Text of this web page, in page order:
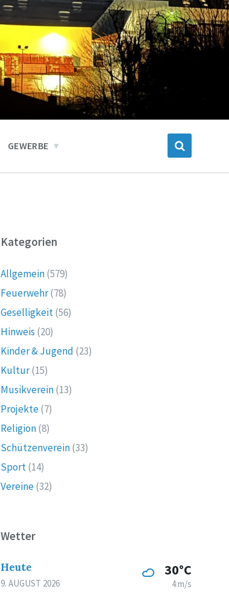
GEWERBE
Kategorien
Allgemein(579)
Feuerwehr(78)
Geselligkeit(56)
Hinweis (20)
Kinder & Jugend (23)
Kultur(15)
Musikverein(13)
Projekte(7)
Religion(8)
Schützenverein(33)
Sport(14)
Vereine(32)
Wetter
Heute
9. AUGUST 2026
30°C
4 m/s